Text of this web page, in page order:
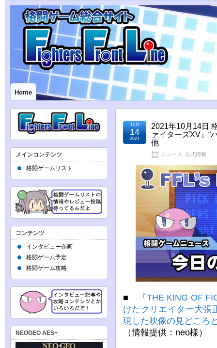
Home
2021年10月14日
ァイターズXV』“
他
ニュース 公式情報
10月
14
2021
■
『THE KING OF
けたクリエイター大張
現した映像の見どころ
（情報提供：neo様）
メインコンテンツ
格闘ゲームリスト
コンテンツ
インタビュー企画
格闘ゲーム予定
格闘ゲーム攻略
NEOGEO AES+